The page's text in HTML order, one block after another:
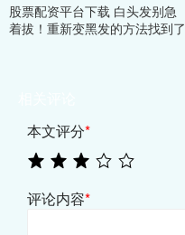
股票配资平台下载 白头发别急
着拔！重新变黑发的方法找到了
本文评分*
评论内容*